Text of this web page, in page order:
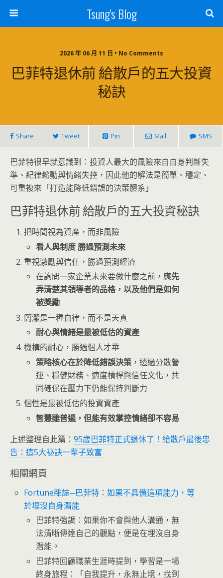
Tsung's Blog
2026 年 06 月 11 日 • No Comments
巴菲特退休前 給散戶的五大投資
秘訣
Share Tweet Pin Mail SMS
巴菲特很早就意識到：投資人最大的風險來自自身判斷失
準、紀律鬆動與情緒失控，因此他的解法是簡單、穩定、
可重複來「打造能降低錯誤的決策體系」
巴菲特退休前 給散戶的五大投資秘訣
把時間視為資產，而非風險
看人與制度 勝過預測未來
重視激勵與信任，勝過預測經濟
在詢問一家企業未來要做什麼之前，應先
弄清楚其領導者的品格，以及他們是如何
被獎勵
簡潔是一種自律，而不是天真
耐心與情緒是最被低估的資產
機構的耐心，勝過個人才華
策略核心在於降低錯誤決策 ，透過分散營
運、穩健財務、適度槓桿與信任文化，共
同確保在壓力下仍能保持判斷力
個性是最被低估的投資資產
智慧雖普遍，但能有效掌控情緒卻不容易
上述整理自此篇： 95歲巴菲特正式退休了！給散戶最後忠
告：這5大祕訣一輩子致富
相關網頁
Fortune雜誌─巴菲特：如果不具備這項能力，等
於埋沒自身潛能
巴菲特強調：如果你不會與他人溝通，無
法清晰傳達自己的觀點，便是在埋沒自身
潛能。
巴菲特回顧職業生涯時提到，學習是一場
終身旅程：「自我提升，永無止境，找到